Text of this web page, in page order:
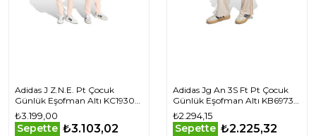
Adidas J Z.N.E. Pt Çocuk
Günlük Eşofman Altı KC1930
Pembe
₺3.199,00
Sepette ₺3.103,02
Adidas Jg An 3S Ft Pt Çocuk
Günlük Eşofman Altı KB6973
Krem
₺2.294,15
Sepette ₺2.225,32